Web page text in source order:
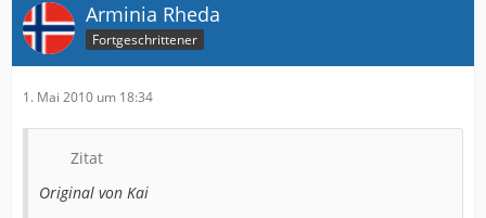
Arminia Rheda
Fortgeschrittener
1. Mai 2010 um 18:34
Zitat
Original von Kai